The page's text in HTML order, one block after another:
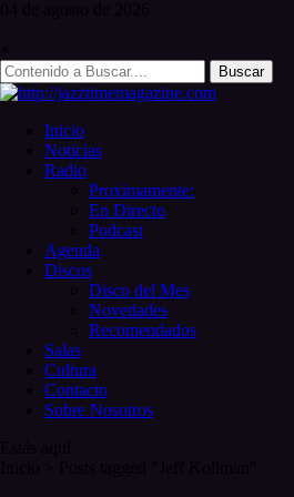
Search
for:
Inicio
Noticias
Radio
Proximamente:
En Directo
Podcast
Agenda
Discos
Disco del Mes
Novedades
Recomendados
Salas
Cultura
Contacto
Sobre Nosotros